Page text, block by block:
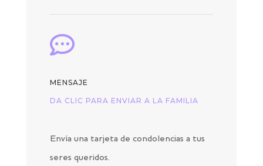

MENSAJE
DA CLIC PARA ENVIAR A LA FAMILIA
Envía una tarjeta de condolencias a tus
seres queridos.